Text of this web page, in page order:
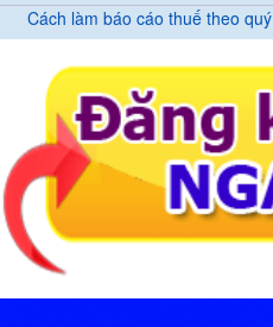
Cách làm báo cáo thuế theo quý